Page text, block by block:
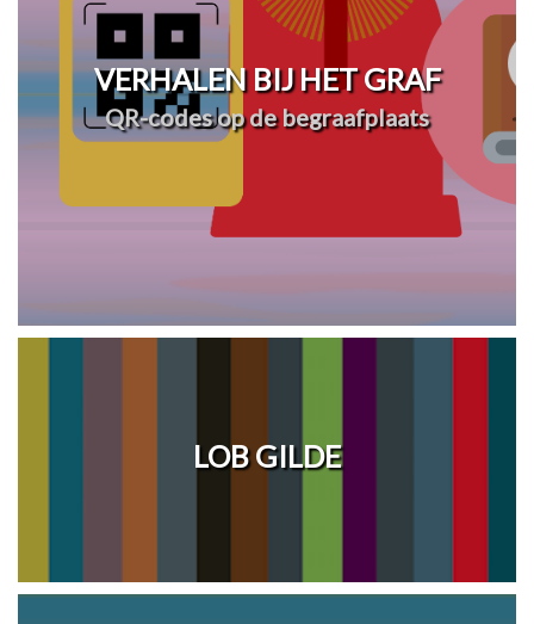
VERHALEN BIJ HET GRAF
QR-codes op de begraafplaats
LOB GILDE